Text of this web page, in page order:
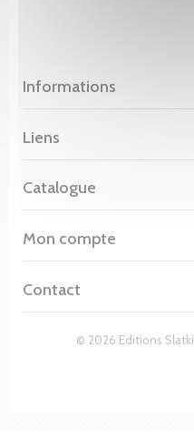
Informations
© 2026 Editions
Liens
Catalogue
Mon compte
Contact